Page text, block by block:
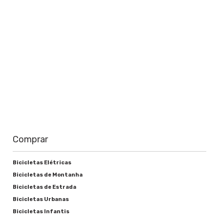
Comprar
Bicicletas Elétricas
Bicicletas de Montanha
Bicicletas de Estrada
Bicicletas Urbanas
Bicicletas Infantis